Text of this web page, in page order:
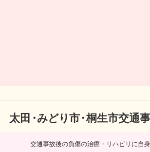
太田・みどり市・桐生市交通
交通事故後の負傷の治療・リハビリに自身